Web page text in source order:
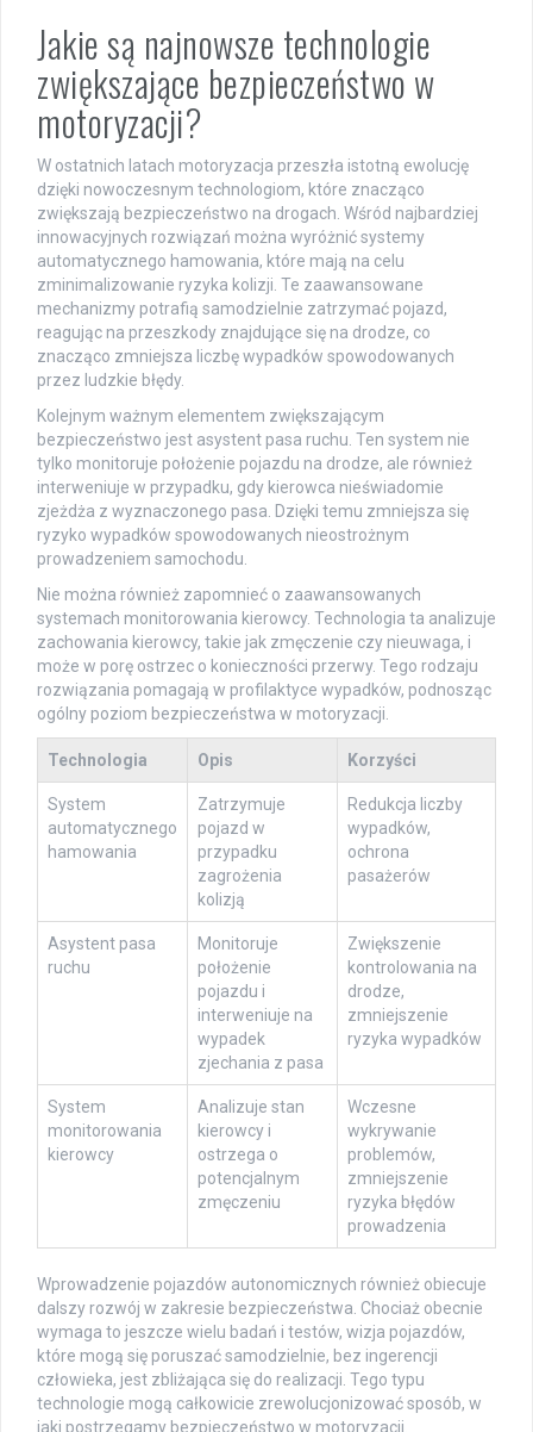
Jakie są najnowsze technologie
zwiększające bezpieczeństwo w
motoryzacji?
W ostatnich latach motoryzacja przeszła istotną ewolucję
dzięki nowoczesnym technologiom, które znacząco
zwiększają bezpieczeństwo na drogach. Wśród najbardziej
innowacyjnych rozwiązań można wyróżnić systemy
automatycznego hamowania, które mają na celu
zminimalizowanie ryzyka kolizji. Te zaawansowane
mechanizmy potrafią samodzielnie zatrzymać pojazd,
reagując na przeszkody znajdujące się na drodze, co
znacząco zmniejsza liczbę wypadków spowodowanych
przez ludzkie błędy.
Kolejnym ważnym elementem zwiększającym
bezpieczeństwo jest asystent pasa ruchu. Ten system nie
tylko monitoruje położenie pojazdu na drodze, ale również
interweniuje w przypadku, gdy kierowca nieświadomie
zjeżdża z wyznaczonego pasa. Dzięki temu zmniejsza się
ryzyko wypadków spowodowanych nieostrożnym
prowadzeniem samochodu.
Nie można również zapomnieć o zaawansowanych
systemach monitorowania kierowcy. Technologia ta analizuje
zachowania kierowcy, takie jak zmęczenie czy nieuwaga, i
może w porę ostrzec o konieczności przerwy. Tego rodzaju
rozwiązania pomagają w profilaktyce wypadków, podnosząc
ogólny poziom bezpieczeństwa w motoryzacji.
Technologia Opis Korzyści
System
automatycznego
hamowania
Zatrzymuje
pojazd w
przypadku
zagrożenia
kolizją
Redukcja liczby
wypadków,
ochrona
pasażerów
Asystent pasa
ruchu
Monitoruje
położenie
pojazdu i
interweniuje na
wypadek
zjechania z pasa
Zwiększenie
kontrolowania na
drodze,
zmniejszenie
ryzyka wypadków
System
monitorowania
kierowcy
Analizuje stan
kierowcy i
ostrzega o
potencjalnym
zmęczeniu
Wczesne
wykrywanie
problemów,
zmniejszenie
ryzyka błędów
prowadzenia
Wprowadzenie pojazdów autonomicznych również obiecuje
dalszy rozwój w zakresie bezpieczeństwa. Chociaż obecnie
wymaga to jeszcze wielu badań i testów, wizja pojazdów,
które mogą się poruszać samodzielnie, bez ingerencji
człowieka, jest zbliżająca się do realizacji. Tego typu
technologie mogą całkowicie zrewolucjonizować sposób, w
jaki postrzegamy bezpieczeństwo w motoryzacji.